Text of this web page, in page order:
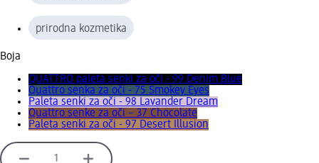
prirodna kozmetika
Boja
QUATTRO paleta senki za oči - 99 Denim Blue
Quattro senka za oči - 75 Smokey Eyes
Paleta senki za oči - 98 Lavander Dream
Quattro senke za oči – 37 Chocolate
Paleta senki za oči - 97 Desert Illusion